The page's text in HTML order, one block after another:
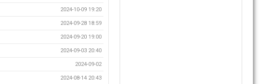
2024-10-09 19:20
2024-09-28 18:59
2024-09-20 19:00
2024-09-03 20:40
2024-09-02
2024-08-14 20:43